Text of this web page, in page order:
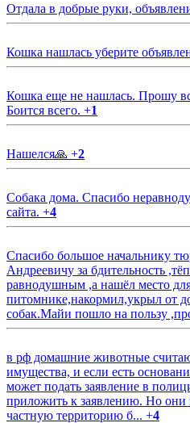
Отдала в добрые руки,
Кошка нашлась уберите
Кошка еще не нашлась. Прошу
Боится всего. +1
Нашелся🙏 +2
Собака дома. Спасибо
сайта. +4
Спасибо большое начальнику
Андреевичу за бдительность
равнодушным ,а нашёл место
питомнике,накормил,укрыл от
собак.Майи пошло на пользу
в рф домашние животные
имущества, и если есть
может подать заявление в
приложить к заявлению. Но они
частную территорию б... +4